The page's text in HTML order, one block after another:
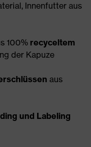
Innenfutter aus
100% recyceltem
der Kapuze
aus
und Labeling